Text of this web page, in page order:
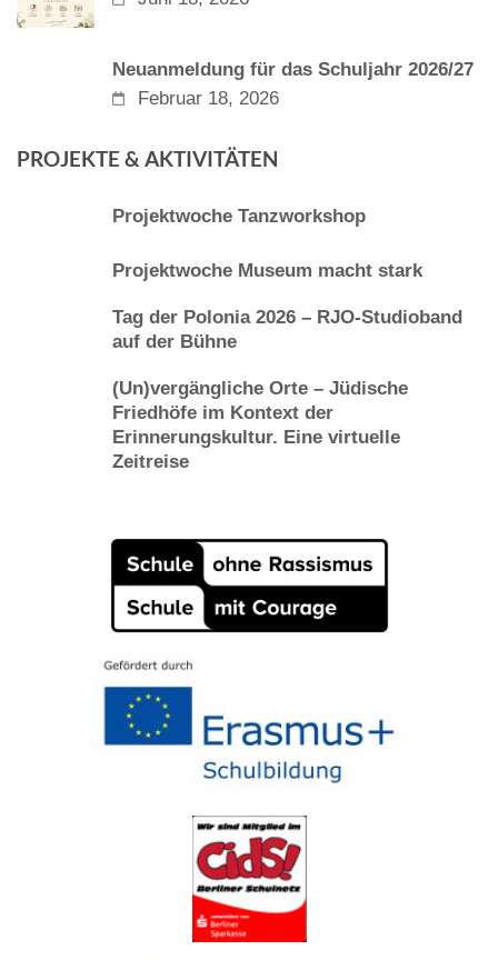
Neuanmeldung für das Schuljahr 2026/27
Februar 18, 2026
PROJEKTE & AKTIVITÄTEN
Projektwoche Tanzworkshop
Projektwoche Museum macht stark
Tag der Polonia 2026 – RJO-Studioband
auf der Bühne
(Un)vergängliche Orte – Jüdische
Friedhöfe im Kontext der
Erinnerungskultur. Eine virtuelle
Zeitreise